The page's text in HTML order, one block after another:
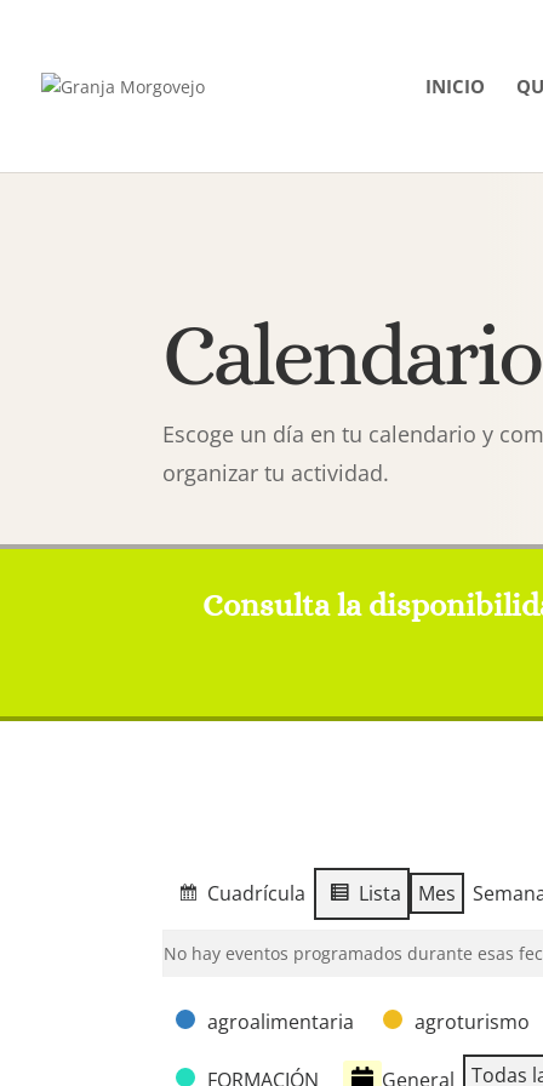
INICIO
Escoge un día en tu calendario y
organizar tu actividad.
Consulta la
VerCuadrícula
VerLista Mes
No hay eventos programados durante esas
Categoríasagroalimentaria agroturismo
FORMACIÓN General Todas